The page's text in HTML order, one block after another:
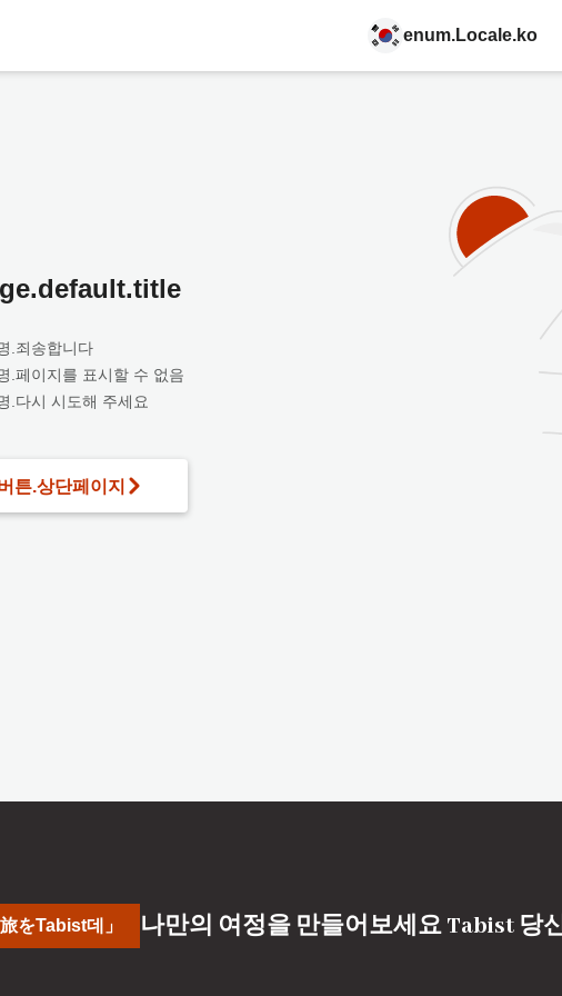
enum.Locale.ko
.죄송합니다
.페이지를 표시할 수 없음
.다시 시도해 주세요
튼.상단페이지
をTabist데」 나만의 여정을 만들어보세요 Tabist 당